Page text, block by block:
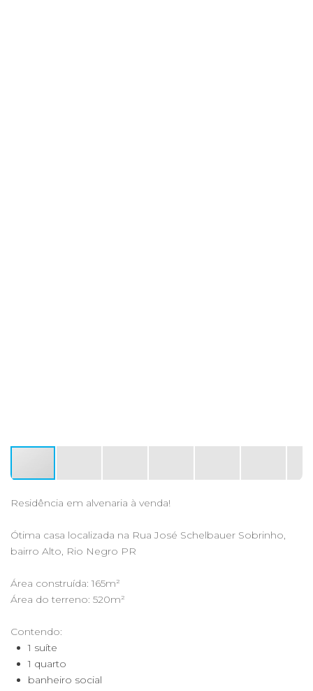
Residência em alvenaria à venda!
Ótima casa localizada na Rua José Schelbauer Sobrinho,
bairro Alto, Rio Negro PR
Área construída: 165m²
Área do terreno: 520m²
Contendo:
1 suíte
1 quarto
banheiro social